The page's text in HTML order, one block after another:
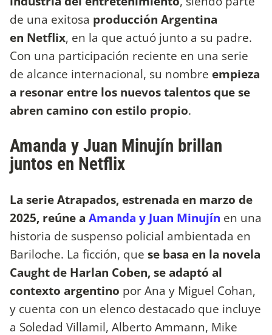
de una exitosa producción Argentina
en Netflix, en la que actuó junto a su padre.
Con una participación reciente en una serie
de alcance internacional, su nombre empieza
a resonar entre los nuevos talentos que se
abren camino con estilo propio.
Amanda y Juan Minujín brillan
juntos en Netflix
La serie Atrapados, estrenada en marzo de
2025, reúne a Amanda y Juan Minujín en una
historia de suspenso policial ambientada en
Bariloche. La ficción, que se basa en la novela
Caught de Harlan Coben, se adaptó al
contexto argentino por Ana y Miguel Cohan,
y cuenta con un elenco destacado que incluye
a Soledad Villamil, Alberto Ammann, Mike